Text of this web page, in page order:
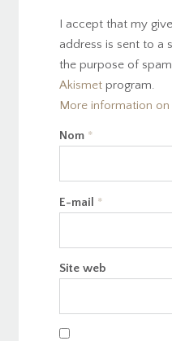
I accept that my
address is sent to a
the purpose of
Akismetprogram.
More information
Nom *
E-mail *
Site web